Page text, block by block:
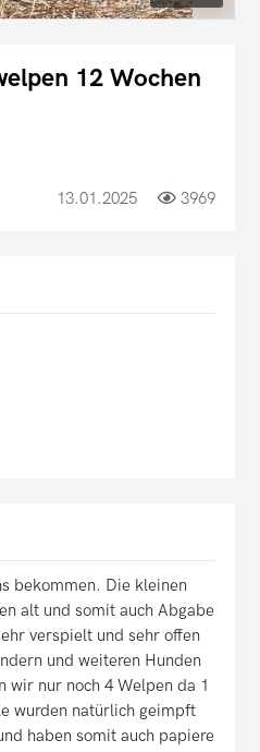
12 Wochen
13.01.2025 3969
bekommen. Die kleinen
alt und somit auch Abgabe
verspielt und sehr offen
und weiteren Hunden
wir nur noch 4 Welpen da 1
wurden natürlich geimpft
haben somit auch papiere